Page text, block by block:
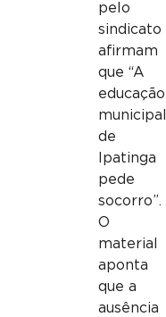
pelo
sindicato
afirmam
que “A
educação
de
Ipatinga
pede
socorro”.
O
material
aponta
que a
ausência